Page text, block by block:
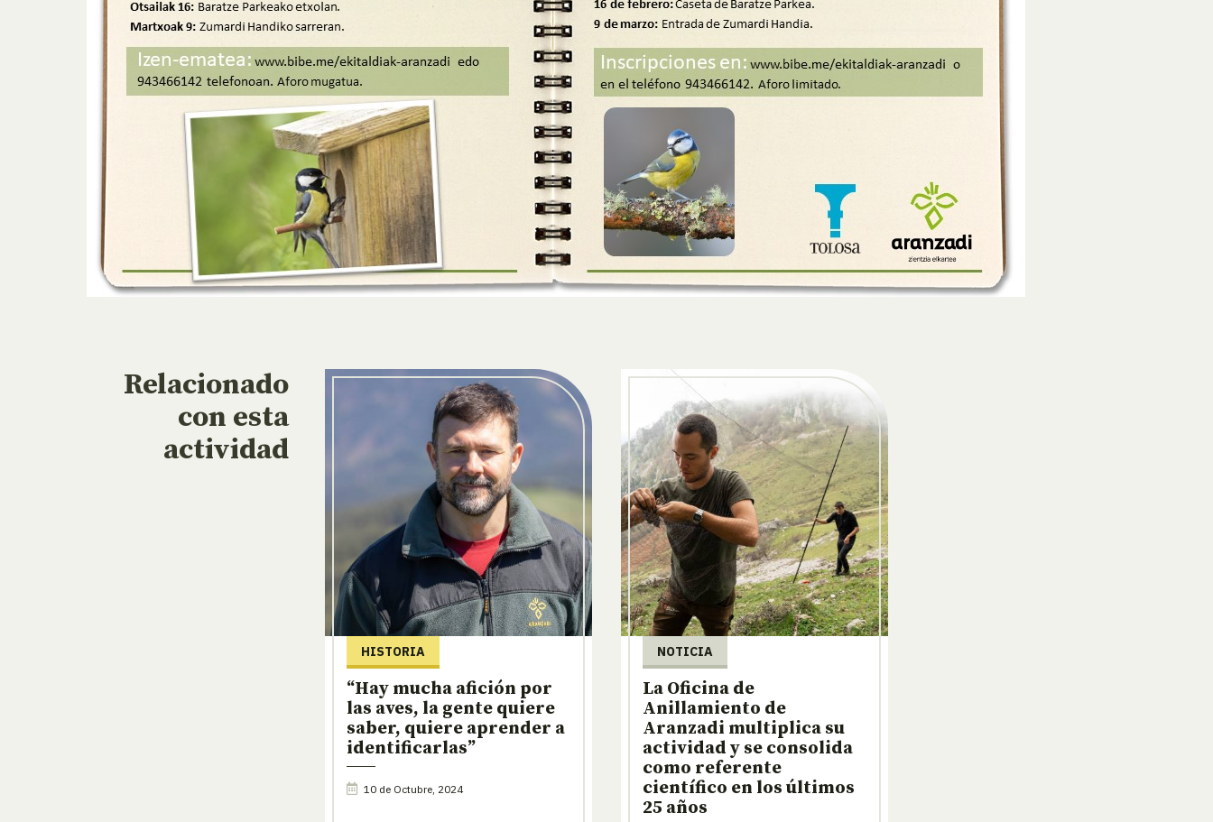
Relacionado
con esta
actividad
HISTORIA
“Hay mucha afición por
las aves, la gente quiere
saber, quiere aprender a
identificarlas”
10 de Octubre, 2024
NOTICIA
La Oficina de
Anillamiento de
Aranzadi multiplica su
actividad y se consolida
como referente
científico en los últimos
25 años